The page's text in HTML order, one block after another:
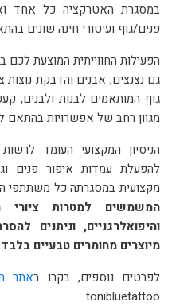
במסגרת
פנים/גוף ועיטורי חינה שונים בהתאמה מלאה לבנות
גוף המותאמים לבנות ולבנים,
מגוון רחב של אפשרויות בהתאם
להפעלת עמדות איפור פנים
מקצועית במסגרתה כל משתתפי האירוע נהנים מהפעילות.
המשמשים למטרות
מיוצרים מחומרים טבעיים
לפרטים נוספים, בקרו באתר
tonibluetattoo